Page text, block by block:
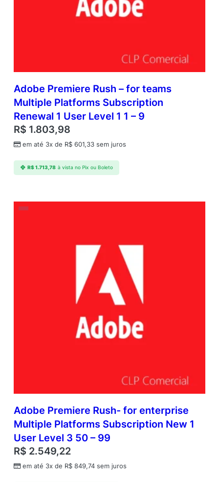
Adobe Premiere Rush – for teams
Multiple Platforms Subscription
Renewal 1 User Level 1 1 – 9
R$ 1.803,98
em até 3x de R$ 601,33 sem juros
R$1.713,78 à vista no Pix ou Boleto
Adobe Premiere Rush- for enterprise
Multiple Platforms Subscription New 1
User Level 3 50 – 99
R$ 2.549,22
em até 3x de R$ 849,74 sem juros